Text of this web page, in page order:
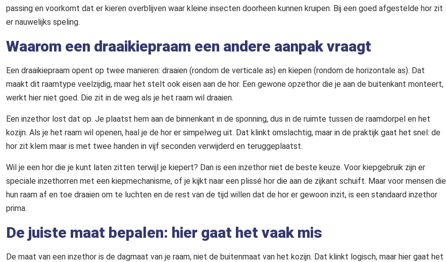
passing en voorkomt dat er kieren overblijven waar kleine insecten doorheen kunnen kruipen. Bij een goed afgestelde hor zit
er nauwelijks speling.
Waarom een draaikiepraam een andere aanpak vraagt
Een draaikiepraam opent op twee manieren: draaien (rondom de verticale as) en kiepen (rondom de horizontale as). Dat
maakt dit raamtype veelzijdig, maar het stelt ook eisen aan de hor. Een gewone opzethor die je aan de buitenkant monteert,
werkt hier niet goed. Die zit in de weg als je het raam wil draaien.
Een inzethor lost dat op. Je plaatst hem aan de binnenkant in de sponning, dus in de ruimte tussen de raamdorpel en het
kozijn. Als je het raam wil openen, haal je de hor er simpelweg uit. Dat klinkt omslachtig, maar in de praktijk gaat het snel: de
hor zit klem maar is met twee handen in vijf seconden verwijderd en teruggeplaatst.
Wil je een hor die je kunt laten zitten terwijl je kiepert? Dan is een inzethor niet de beste keuze. Voor kiepgebruik zijn er
speciale inzethorren met een kiepmechanisme, of je kijkt naar een plissé hor die aan de zijkant schuift. Maar voor mensen die
hun raam af en toe draaien om te luchten en de rest van de tijd willen dat de hor er gewoon inzit, is een standaard inzethor
prima.
De juiste maat bepalen: hier gaat het vaak mis
De maat van een inzethor is de dagmaat van je raam, niet de buitenmaat van het kozijn. Dat klinkt logisch, maar hier gaat het